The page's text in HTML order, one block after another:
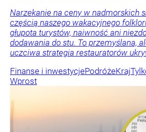
Narzekanie na ceny w nadmorskich
częścią naszego wakacyjnego
głupota turystów, naiwność ani
dodawania do stu. To przemyślana,
uczciwa strategia restauratorów
Finanse i inwestycjePodróżeKraj
Wprost